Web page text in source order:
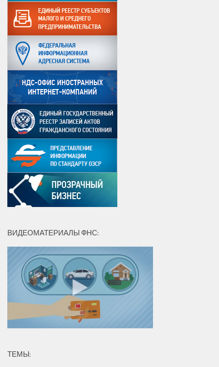
ВИДЕОМАТЕРИАЛЫ ФНС:
ТЕМЫ: